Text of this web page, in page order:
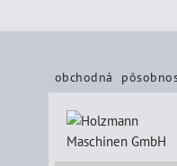
obchodná